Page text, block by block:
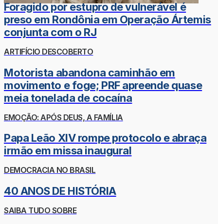
Foragido por estupro de vulnerável é
preso em Rondônia em Operação Ártemis
conjunta com o RJ
ARTIFÍCIO DESCOBERTO
Motorista abandona caminhão em
movimento e foge; PRF apreende quase
meia tonelada de cocaína
EMOÇÃO: APÓS DEUS, A FAMÍLIA
Papa Leão XIV rompe protocolo e abraça
irmão em missa inaugural
DEMOCRACIA NO BRASIL
40 ANOS DE HISTÓRIA
SAIBA TUDO SOBRE